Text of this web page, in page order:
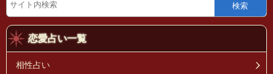
検索
恋愛占い一覧
相性占い